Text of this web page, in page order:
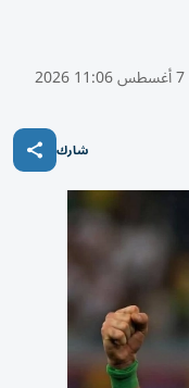
7 أغسطس 11:06 2026
شارك